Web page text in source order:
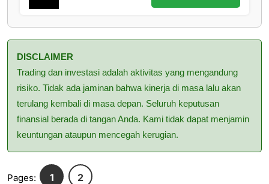
DISCLAIMER
Trading dan investasi adalah aktivitas yang mengandung
risiko. Tidak ada jaminan bahwa kinerja di masa lalu akan
terulang kembali di masa depan. Seluruh keputusan
finansial berada di tangan Anda. Kami tidak dapat menjamin
keuntungan ataupun mencegah kerugian.
Pages: 1 2